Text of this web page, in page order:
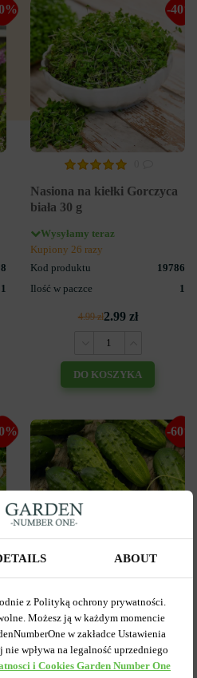
1
-40%
Nasiona na kiełki Gorczyca
biała 30 g
Wysyłamy teraz
Kupiony 26 razy
Kod produktu
19786
Ilość w paczce
1
4.99 zł2.99 zł
DO KOSZYKA
-60%
Ogórek Śremski F1 5 g
Wysyłamy teraz
Kupiony 34 razy
ABOUT
z Polityką ochrony prywatności.
Możesz ją w każdym momencie
w zakładce Ustawienia
wpływa na legalność uprzedniego
i Cookies Garden Number One